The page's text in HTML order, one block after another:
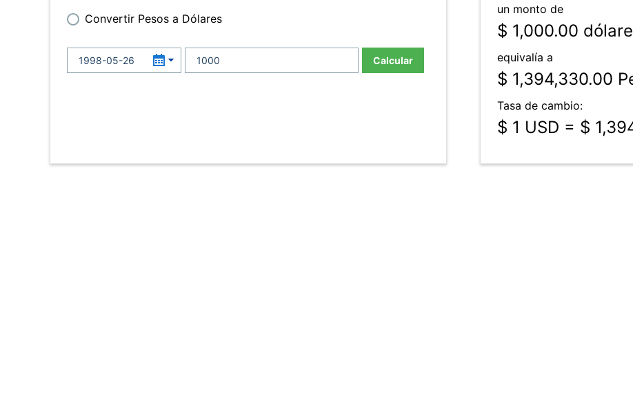
Convertir Pesos a Dólares
Calcular
un monto de
$ 1,000.00
equivalía a
$ 1,394,330.00
Tasa de cambio:
$ 1 USD = $